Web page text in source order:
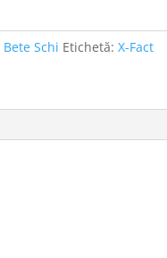
Bete Schi Etichetă:X-Fact